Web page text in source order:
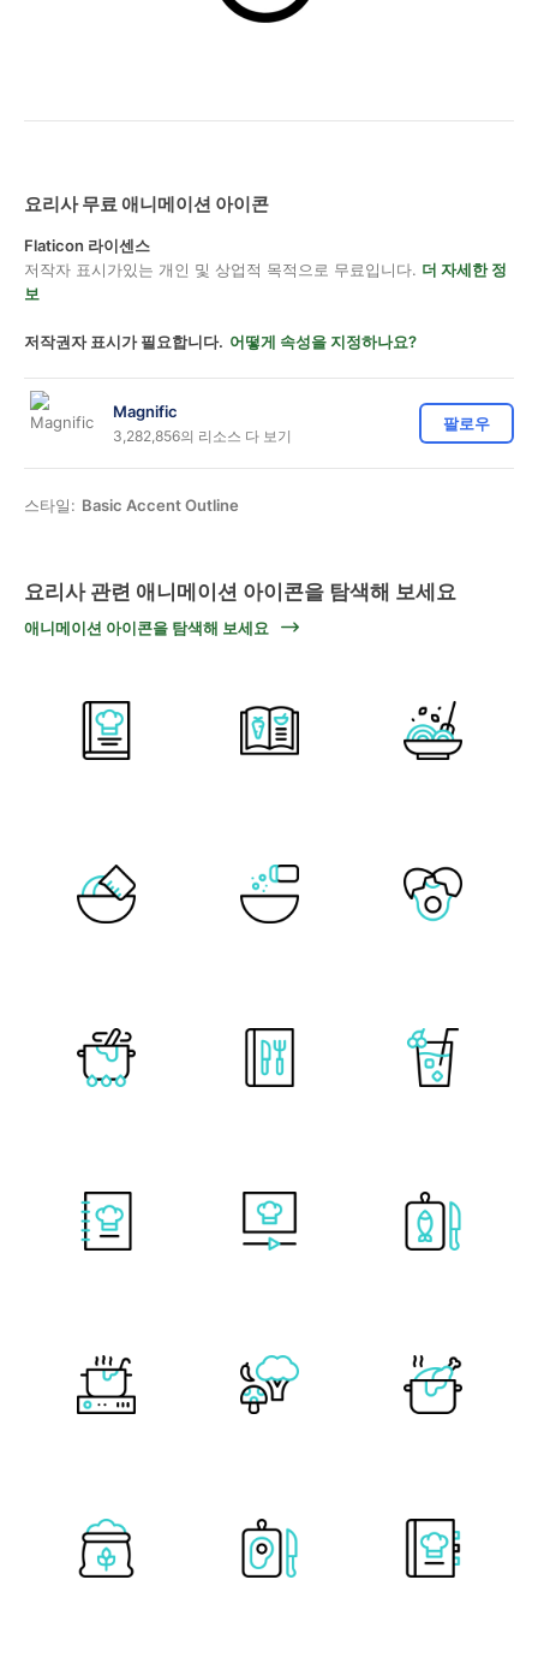
요리사 무료 애니메이션 아이콘
Flaticon 라이센스
저작자 표시가있는 개인 및 상업적 목적으로 무료입니다. 더 자세한 정
보
저작권자 표시가 필요합니다. 어떻게 속성을 지정하나요?
Magnific
3,282,856의 리소스 다 보기
팔로우
스타일: Basic Accent Outline
요리사 관련 애니메이션 아이콘을 탐색해 보세요
애니메이션 아이콘을 탐색해 보세요